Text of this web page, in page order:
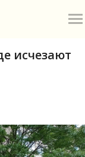
О
исчезают